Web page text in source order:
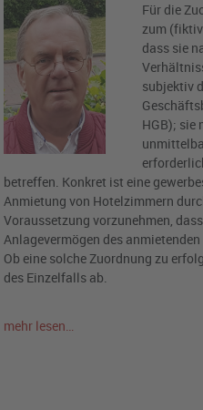
Für die
zum
dass sie
subjektiv
HGB); sie
betreffen. Konkret ist eine
Anmietung von Hotelzimmern
Voraussetzung vorzunehmen,
Anlagevermögen des
Ob eine solche Zuordnung zu
des Einzelfalls ab.
mehr lesen…